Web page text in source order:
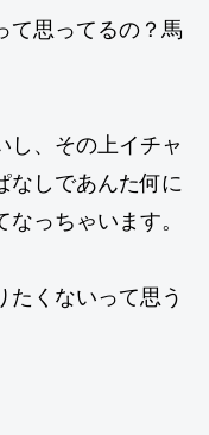
て思ってるの？馬
し、その上イチャ
なしであんた何に
っちゃいます。
たくないって思う